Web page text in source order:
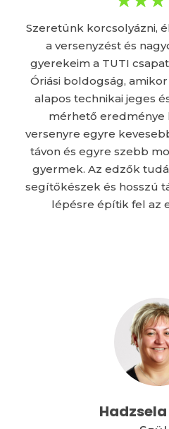
Szeretünk korcsolyázni,
a versenyzést és
gyerekeim a TUTI
Óriási boldogság,
alapos technikai jeges
mérhető eredménye
versenyre egyre
távon és egyre szebb
gyermek. Az edzők
segítőkészek és hosszú
lépésre építik fel az